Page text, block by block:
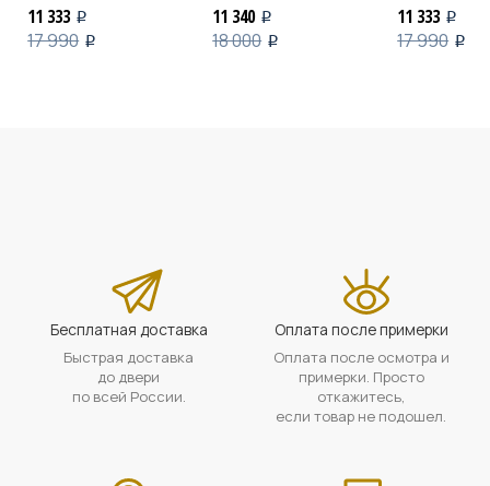
11 333 i
17 990 i
11 340 i
18 000 i
11 333 i
17 990 i
Бесплатная доставка
Быстрая доставка
до двери
по всей России.
Оплата после примерки
Оплата после осмотра и
примерки. Просто
откажитесь,
если товар не подошел.